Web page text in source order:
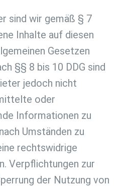
sind wir gemäß § 7
Inhalte auf diesen
Gesetzen
§§ 8 bis 10 DDG sind
jedoch nicht
oder
Informationen zu
Umständen zu
rechtswidrige
Verpflichtungen zur
der Nutzung von